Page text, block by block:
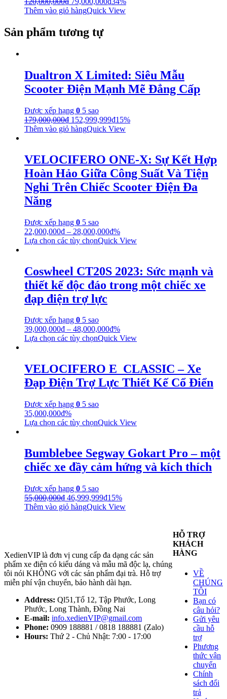
Thêm vào giỏ hàngQuick View
Sản phẩm tương tự
Dualtron X Limited: Siêu Mẫu
Scooter Điện Mạnh Mẽ Đẳng Cấp
Được xếp hạng 0 5 sao
179,000,000₫ 152,999,999₫15%
Thêm vào giỏ hàngQuick View
VELOCIFERO ONE-X: Sự Kết Hợp
Hoàn Hảo Giữa Công Suất Và Tiện
Nghi Trên Chiếc Scooter Điện Đa
Năng
Được xếp hạng 0 5 sao
22,000,000₫ – 28,000,000₫%
Lựa chọn các tùy chọnQuick View
Coswheel CT20S 2023: Sức mạnh và
thiết kế độc đáo trong một chiếc xe
đạp điện trợ lực
Được xếp hạng 0 5 sao
39,000,000₫ – 48,000,000₫%
Lựa chọn các tùy chọnQuick View
VELOCIFERO E_CLASSIC – Xe
Đạp Điện Trợ Lực Thiết Kế Cổ Điển
Được xếp hạng 0 5 sao
35,000,000₫%
Lựa chọn các tùy chọnQuick View
Bumblebee Segway Gokart Pro – một
chiếc xe đầy cảm hứng và kích thích
Được xếp hạng 0 5 sao
55,000,000₫ 46,999,999₫15%
Thêm vào giỏ hàngQuick View
XedienVIP là đơn vị cung cấp đa dạng các sản
phẩm xe điện có kiểu dáng và mẫu mã độc lạ, chúng
tôi nói KHÔNG với các sản phẩm đại trà. Hỗ trợ
miễn phí vận chuyển, bảo hành dài hạn.
Address: Ql51,Tổ 12, Tập Phước, Long
Phước, Long Thành, Đồng Nai
E-mail: info.xedienVIP@gmail.com
Phone: 0909 188881 / 0818 188881 (Zalo)
Hours: Thứ 2 - Chủ Nhật: 7:00 - 17:00
HỖ TRỢ
KHÁCH
HÀNG
VỀ
CHÚNG
TÔI
Bạn có
câu hỏi?
Gửi yêu
cầu hỗ
trợ
Phương
thức vận
chuyển
Chính
sách đổi
trả